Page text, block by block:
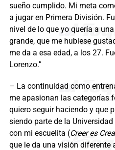
sueño cumplido. Mi meta
a jugar en Primera División.
nivel de lo que yo quería a
grande, que me hubiese
me da a esa edad, a los 27.
Lorenzo.”
– La continuidad como
me apasionan las categorías
quiero seguir haciendo y que
siendo parte de la
con mi escuelita (Creer es
que le da una visión diferente